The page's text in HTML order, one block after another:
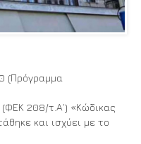
(Πρόγραμμα
(ΦΕΚ 208/τ.Α΄) «Κώδικας
και ισχύει με το